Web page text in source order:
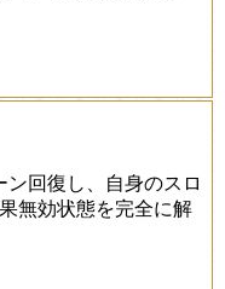
ン回復し、自身のスロ
無効状態を完全に解